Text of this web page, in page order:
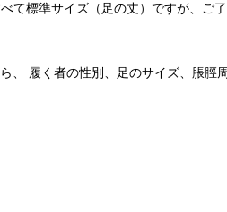
て標準サイズ（足の丈）ですが、ご
、 履く者の性別、足のサイズ、脹脛